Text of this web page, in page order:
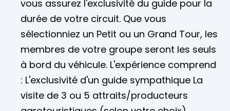
vous assurez l'exclusivité du guide pour la
durée de votre circuit. Que vous
sélectionniez un Petit ou un Grand Tour, les
membres de votre groupe seront les seuls
à bord du véhicule. L'expérience comprend
: L'exclusivité d'un guide sympathique La
visite de 3 ou 5 attraits/producteurs